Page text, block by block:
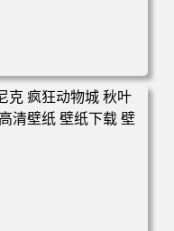
仙传》4k壁纸 3840x2
纸大全